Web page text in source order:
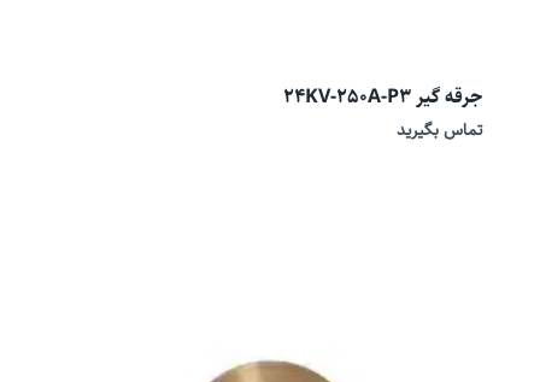
جرقه گیر 24KV-250A-P3
تماس بگیرید